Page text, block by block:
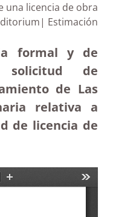
una licencia de obra
Estimación
formal y de
solicitud de
de Las
relativa a
de licencia de